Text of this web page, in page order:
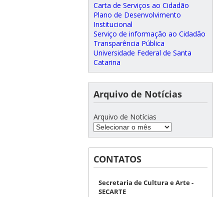
Carta de Serviços ao Cidadão
Plano de Desenvolvimento
Institucional
Serviço de informação ao Cidadão
Transparência Pública
Universidade Federal de Santa
Catarina
Arquivo de Notícias
Arquivo de Notícias
CONTATOS
Secretaria de Cultura e Arte -
SECARTE